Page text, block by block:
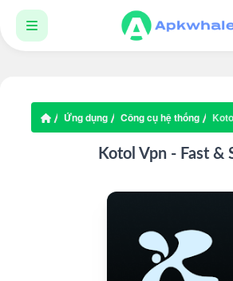
Ứng dụng Công cụ hệ thống
Kotol Vpn - Fast &